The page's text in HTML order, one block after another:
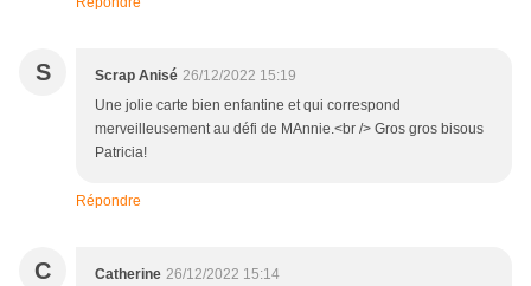
S Scrap Anisé 26/12/2022 15:19
Une jolie carte bien enfantine et qui correspond
merveilleusement au défi de MAnnie.<br /> Gros gros bisous
Patricia!
Répondre
C Catherine 26/12/2022 15:14